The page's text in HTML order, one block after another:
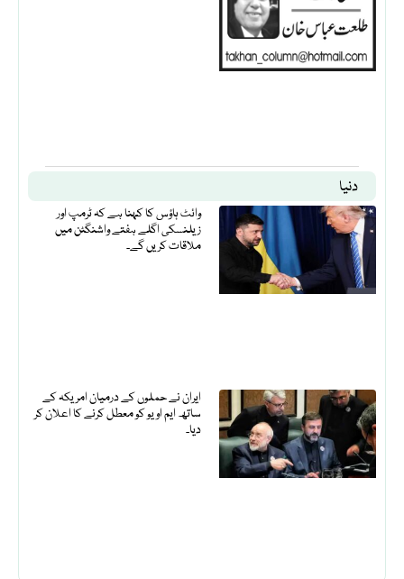
دنیا
وائٹ ہاؤس کا کہنا ہے کہ ٹرمپ اور
زیلنسکی اگلے ہفتے واشنگٹن میں
ملاقات کریں گے۔
ایران نے حملوں کے درمیان امریکہ کے
ساتھ ایم او یو کو معطل کرنے کا اعلان کر
دیا۔